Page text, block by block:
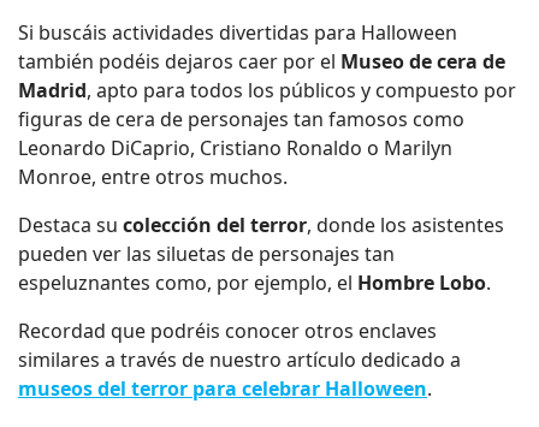
Si buscáis actividades divertidas para Halloween
también podéis dejaros caer por el Museo de cera de
Madrid, apto para todos los públicos y compuesto por
figuras de cera de personajes tan famosos como
Leonardo DiCaprio, Cristiano Ronaldo o Marilyn
Monroe, entre otros muchos.
Destaca su colección del terror, donde los asistentes
pueden ver las siluetas de personajes tan
espeluznantes como, por ejemplo, el Hombre Lobo.
Recordad que podréis conocer otros enclaves
similares a través de nuestro artículo dedicado a
museos del terror para celebrar Halloween.